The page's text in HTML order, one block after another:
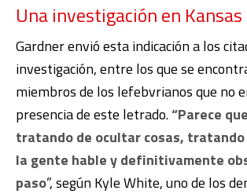
Una investigación en Kansas
Gardner envió esta indicación a los
investigación, entre los que se
miembros de los lefebvrianos que no
presencia de este letrado.“Parece
tratando de ocultar cosas,
la gente hable y definitivamente
paso”, según Kyle White, uno de los